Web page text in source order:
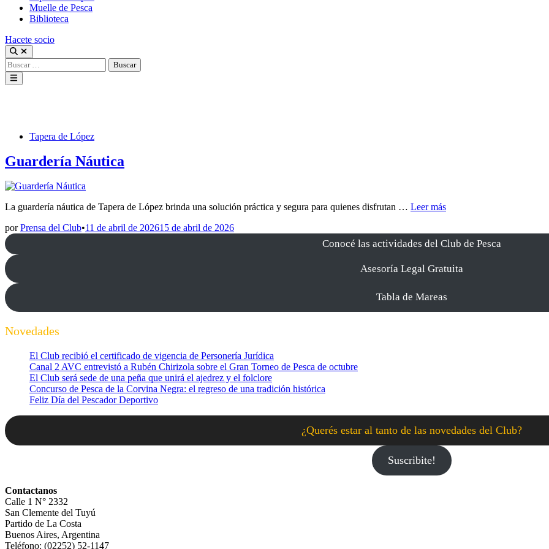
Muelle de Pesca
Biblioteca
Hacete socio
Abrir
búsqueda
Buscar:
Menú
principal
PublicadoTapera de López
Guardería Náutica
La guardería náutica de Tapera de López brinda una solución práctica y segura para quienes disfrutan … Guardería
Leer más
porPrensa del Club•11 de abril de 202615 de abril de 2026
Conocé las actividades del Club de Pesca
Asesoría Legal Gratuita
Tabla de Mareas
Novedades
El Club recibió el certificado de vigencia de Personería Jurídica
Canal 2 AVC entrevistó a Rubén Chirizola sobre el Gran Torneo de Pesca de octubre
El Club será sede de una peña que unirá el ajedrez y el folclore
Concurso de Pesca de la Corvina Negra: el regreso de una tradición histórica
Feliz Día del Pescador Deportivo
¿Querés estar al tanto de las novedades del Club?
Suscribite!
Contactanos
Calle 1 N° 2332
San Clemente del Tuyú
Partido de La Costa
Buenos Aires, Argentina
Teléfono: (02252) 52-1147